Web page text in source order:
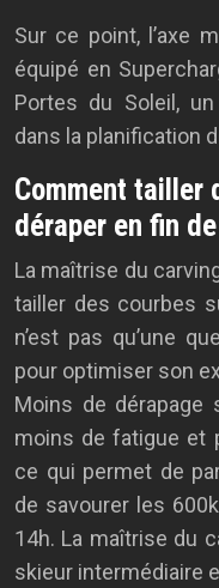
Sur ce point, l’axe
équipé en
Portes du Soleil,
dans la planification
Comment tailler
déraper en fin
La maîtrise du
tailler des courbes
n’est pas qu’une
pour optimiser son
Moins de dérapage
moins de fatigue et
ce qui permet de
de savourer les
14h. La maîtrise du
skieur intermédiaire